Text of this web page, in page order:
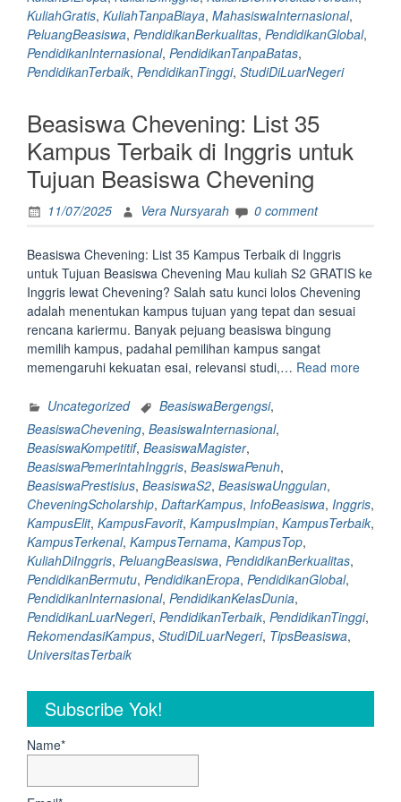
Inggris
dengan
Beasiswa
KuliahGratis, KuliahTanpaBiaya, MahasiswaInternasional,
PeluangBeasiswa, PendidikanBerkualitas, PendidikanGlobal,
PendidikanInternasional, PendidikanTanpaBatas,
PendidikanTerbaik, PendidikanTinggi, StudiDiLuarNegeri
Beasiswa Chevening: List 35
Kampus Terbaik di Inggris untuk
Tujuan Beasiswa Chevening
11/07/2025 Vera Nursyarah 0 comment
Beasiswa Chevening: List 35 Kampus Terbaik di Inggris
untuk Tujuan Beasiswa Chevening Mau kuliah S2 GRATIS ke
Inggris lewat Chevening? Salah satu kunci lolos Chevening
adalah menentukan kampus tujuan yang tepat dan sesuai
rencana kariermu. Banyak pejuang beasiswa bingung
memilih kampus, padahal pemilihan kampus sangat
memengaruhi kekuatan esai, relevansi studi,… Read more
Inggris
untuk
Tujuan
Uncategorized BeasiswaBergengsi,
BeasiswaChevening, BeasiswaInternasional,
BeasiswaKompetitif, BeasiswaMagister,
BeasiswaPemerintahInggris, BeasiswaPenuh,
BeasiswaPrestisius, BeasiswaS2, BeasiswaUnggulan,
CheveningScholarship, DaftarKampus, InfoBeasiswa, Inggris,
KampusElit, KampusFavorit, KampusImpian, KampusTerbaik,
KampusTerkenal, KampusTernama, KampusTop,
KuliahDiInggris, PeluangBeasiswa, PendidikanBerkualitas,
PendidikanBermutu, PendidikanEropa, PendidikanGlobal,
PendidikanInternasional, PendidikanKelasDunia,
PendidikanLuarNegeri, PendidikanTerbaik, PendidikanTinggi,
RekomendasiKampus, StudiDiLuarNegeri, TipsBeasiswa,
UniversitasTerbaik
Subscribe Yok!
Name*